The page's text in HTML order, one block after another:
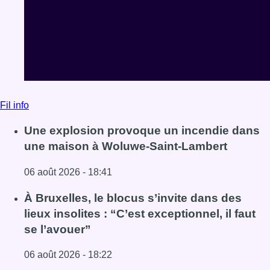
Fil info
Une explosion provoque un incendie dans
une maison à Woluwe-Saint-Lambert
06 août 2026 - 18:41
Lire l'article Une explosion provoque un incendie dans
À Bruxelles, le blocus s’invite dans des
lieux insolites : “C’est exceptionnel, il faut
se l’avouer”
06 août 2026 - 18:22